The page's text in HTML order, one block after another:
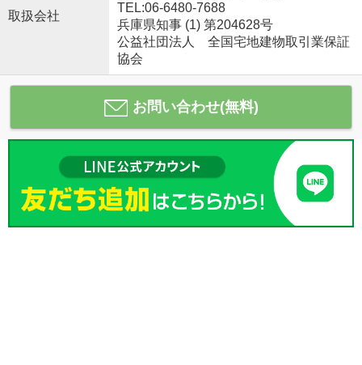
取扱会社
TEL:06-6480-7688
兵庫県知事 (1) 第204628号
公益社団法人 全国宅地建物取引業保証
協会
お問い合わせ(無料)